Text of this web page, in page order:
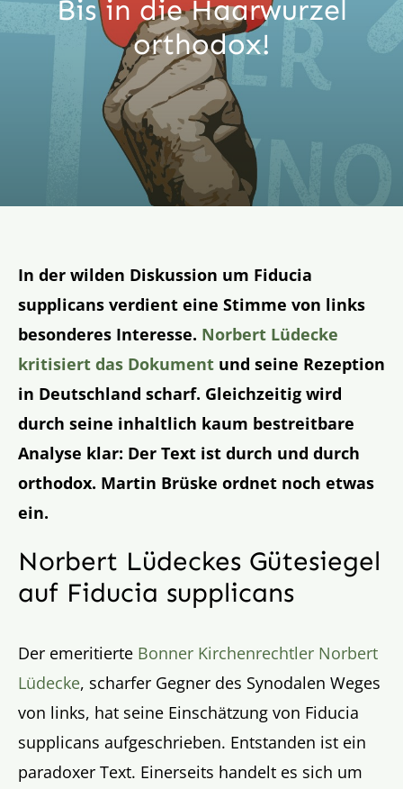
Aktion
Veröffentlichungen
Bis in die Haarwurzel
orthodox!
In der wilden Diskussion um Fiducia
supplicans verdient eine Stimme von links
besonderes Interesse. Norbert Lüdecke
kritisiert das Dokument und seine Rezeption
in Deutschland scharf. Gleichzeitig wird
durch seine inhaltlich kaum bestreitbare
Analyse klar: Der Text ist durch und durch
orthodox. Martin Brüske ordnet noch etwas
ein.
Norbert Lüdeckes Gütesiegel
auf Fiducia supplicans
Der emeritierte Bonner Kirchenrechtler Norbert
Lüdecke, scharfer Gegner des Synodalen Weges
von links, hat seine Einschätzung von Fiducia
supplicans aufgeschrieben. Entstanden ist ein
paradoxer Text. Einerseits handelt es sich um